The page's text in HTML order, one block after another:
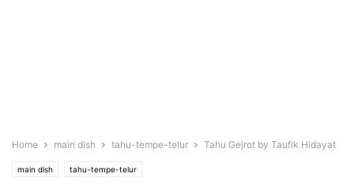
Home main dish tahu-tempe-telur Tahu Gejrot by Taufik Hidayat
main dish tahu-tempe-telur